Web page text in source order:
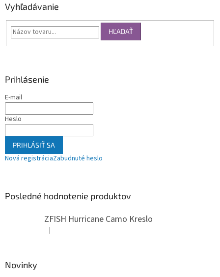
Vyhľadávanie
HĽADAŤ
Prihlásenie
E-mail
Heslo
PRIHLÁSIŤ SA
Nová registráciaZabudnuté heslo
Posledné hodnotenie produktov
ZFISH Hurricane Camo Kreslo
Hodnotenie produktu je 5 z 5 hviezdičiek.
|
Novinky